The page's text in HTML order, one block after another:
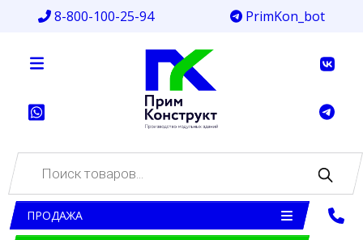
8-800-100-25-94 PrimKon_bot
Поиск
товаров
ПРОДАЖА